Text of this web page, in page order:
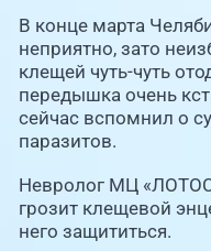
В конце марта
неприятно, зато
клещей чуть-чуть
передышка очень
сейчас вспомнил о
паразитов.
Невролог МЦ
грозит клещевой
него защититься.